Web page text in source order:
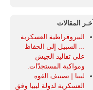
آخـر المقالات
البيروقراطية العسكرية
... السبيل إلى الحفاظ
على تقاليد الجيش
ومواكبة المستجدّات.
ليبيا | تصنيف القوة
العسكرية لدولة ليبيا وفق